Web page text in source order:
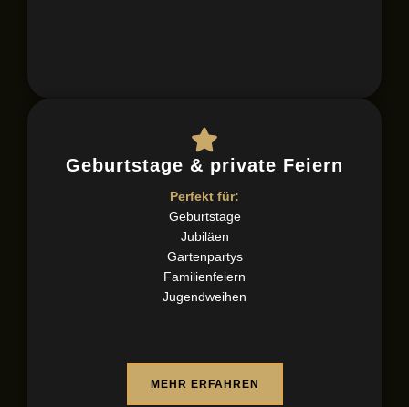
Geburtstage & private Feiern
Perfekt für:
Geburtstage
Jubiläen
Gartenpartys
Familienfeiern
Jugendweihen
MEHR ERFAHREN